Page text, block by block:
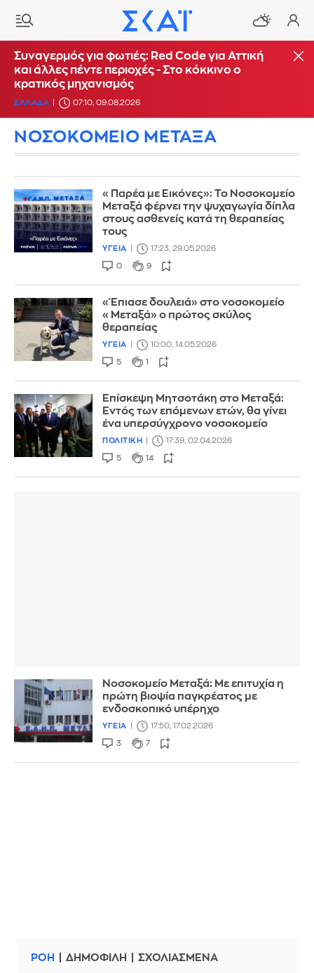
Συναγερμός για φωτιές: Red Code για Αττική
και άλλες πέντε περιοχές - Στο κόκκινο ο
κρατικός μηχανισμός
ΕΛΛΑΔΑ 07:10, 09.08.2026
ΝΟΣΟΚΟΜΕΙΟ ΜΕΤΑΞΑ
«Παρέα με Εικόνες»: Το Νοσοκομείο
Μεταξά φέρνει την ψυχαγωγία δίπλα
στους ασθενείς κατά τη θεραπείας
τους
ΥΓΕΙΑ 17:23, 29.05.2026
0 9
«Έπιασε δουλειά» στο νοσοκομείο
«Μεταξά» ο πρώτος σκύλος
θεραπείας
ΥΓΕΙΑ 10:00, 14.05.2026
5 1
Επίσκεψη Μητσοτάκη στο Μεταξά:
Eντός των επόμενων ετών, θα γίνει
ένα υπερσύγχρονο νοσοκομείο
ΠΟΛΙΤΙΚΗ 17:39, 02.04.2026
5 14
Νοσοκομείο Μεταξά: Με επιτυχία η
πρώτη βιοψία παγκρέατος με
ενδοσκοπικό υπέρηχο
ΥΓΕΙΑ 17:50, 17.02.2026
3 7
ΡΟΗ ΔΗΜΟΦΙΛΗ ΣΧΟΛΙΑΣΜΕΝΑ